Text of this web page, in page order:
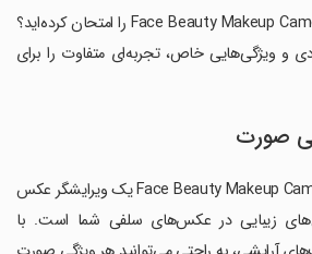
آیا تابه‌حال برنامه Face Beauty Makeup Camera-Self را امتحان کرده‌اید؟
و ویژگی‌هایی خاص، تجربه‌ای متفاوت را برای
صورت
Face Beauty Makeup Camera-Selfie Photo Editor یک ویرایشگر عکس
زیبایی در عکس‌های سلفی شما است. با